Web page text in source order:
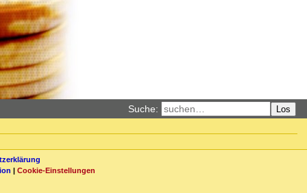
Suche: Los
| Cookie-Einstellungen